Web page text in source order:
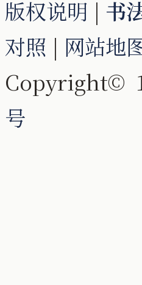
版权说明 | 书
对照 | 网站地
Copyright©
号